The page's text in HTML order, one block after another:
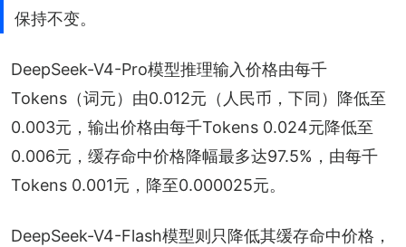
保持不变。
DeepSeek-V4-Pro模型推理输入价格由每千
Tokens（词元）由0.012元（人民币，下同）降低至
0.003元，输出价格由每千Tokens 0.024元降低至
0.006元，缓存命中价格降幅最多达97.5%，由每千
Tokens 0.001元，降至0.000025元。
DeepSeek-V4-Flash模型则只降低其缓存命中价格，